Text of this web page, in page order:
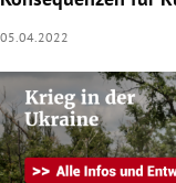
05.04.2022